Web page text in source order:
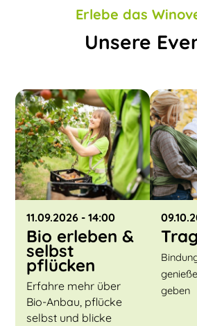
Erlebe das
Unsere
11.09.2026 - 14:00
Bio erleben &
selbst
pflücken
Erfahre mehr über
Bio-Anbau, pflücke
selbst und blicke
geben